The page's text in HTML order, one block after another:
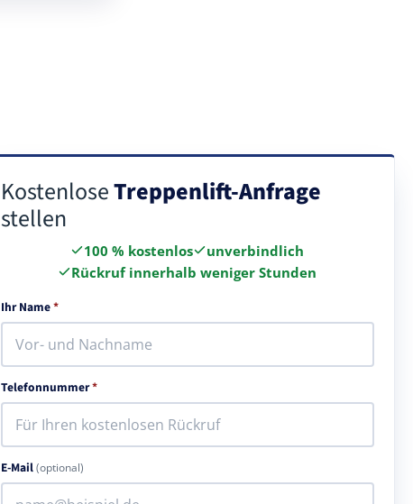
KostenloseTreppenlift-Anfrage
stellen
100 % kostenlos
unverbindlich
Rückruf innerhalb weniger Stunden
Ihr Name*
Telefonnummer*
E-Mail(optional)